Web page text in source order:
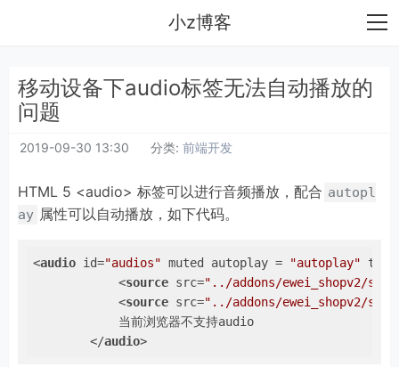
小z博客
移动设备下audio标签无法自动播放的
问题
2019-09-30 13:30 分类: 前端开发
HTML 5 <audio> 标签可以进行音频播放，配合 autopl
ay 属性可以自动播放，如下代码。
<audio id="audios" muted autoplay = "autoplay" type
<source src="../addons/ewei_shopv2/
<source src="../addons/ewei_shopv2/
            当前浏览器不支持audio
</audio>